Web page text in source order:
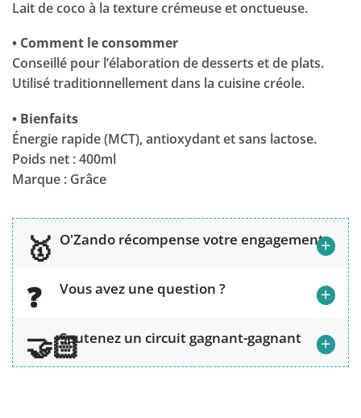
Lait de coco à la texture crémeuse et onctueuse.
• Comment le consommer
Conseillé pour l’élaboration de desserts et de plats.
Utilisé traditionnellement dans la cuisine créole.
• Bienfaits
Énergie rapide (MCT), antioxydant et sans lactose.
Poids net : 400ml
Marque : Grâce
O'Zando récompense votre engagement+
Vous avez une question ? +
Soutenez un circuit gagnant-gagnant +